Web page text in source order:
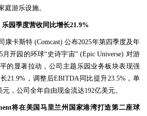
庭游乐设施。
园季度营收同比增长21.9%
康卡斯特 (Comcast) 公布2025年第四季度及年
开园的环球“史诗宇宙” (Epic Universe) 对游
的显著拉动，公司主题乐园业务板块表现强
21.9%，调整后EBITDA同比提升23.5%，单
，公司全年自由现金流达192亿美元。
将在美国马里兰州国家港湾打造第二座球